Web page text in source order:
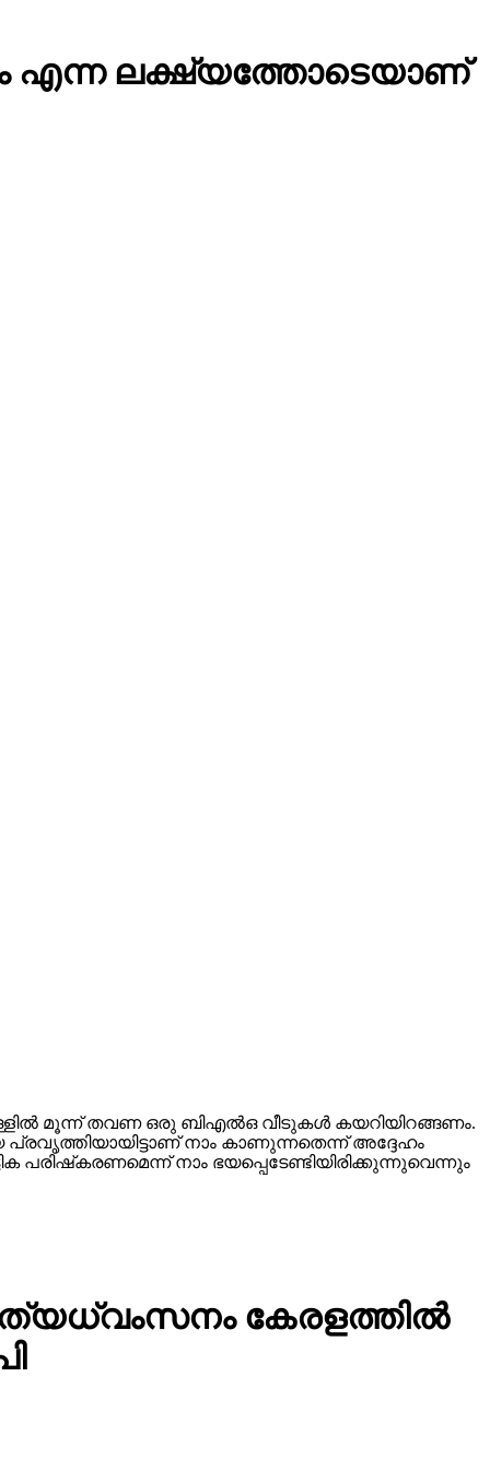
എന്ന ലക്ഷ്യത്തോടെയാണ്
മൂന്ന് തവണ ഒരു ബിഎല്‍ഒ വീടുകള്‍ കയറിയിറങ്ങണം.
നാം കാണുന്നതെന്ന് അദ്ദേഹം
നാം ഭയപ്പെടേണ്ടിയിരിക്കുന്നുവെന്നും
കേരളത്തില്‍